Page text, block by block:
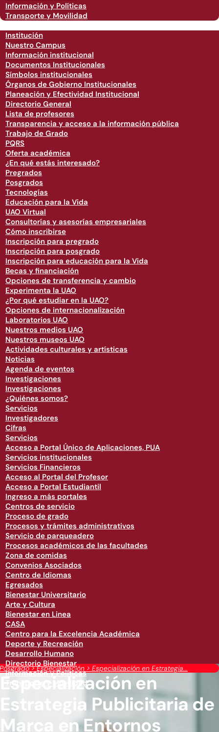
Información y Políticas
Transporte y Movilidad
Institución
Nuestro Campus
Información institucional
Documentos Institucionales
Símbolos institucionales
Órganos de Gobierno Institucionales
Planeación y Efectividad Institucional
Directorio General
Lista de profesores
Transparencia y acceso a la información pública
Trabajo de Grado
PQRS
Oferta académica
¿En qué estás interesado?
Pregrados
Posgrados
Tecnologías
Educación para la Vida
UAO Virtual
Consultorías y asesorías empresariales
Cómo inscribirse
Inscripción para pregrado
Inscripción para posgrado
Inscripción para educación para la Vida
Becas y financiación
Opciones de transferencia y cambio
Experimenta la UAO
¿Por qué estudiar en la UAO?
Opciones de internacionalización
Laboratorios UAO
Nuestros medios UAO
Nuestros museos UAO
Actividades culturales y artísticas
Noticias
Agenda de eventos
Investigaciones
Investigaciones
¿Quiénes somos?
Servicios
Investigadores
Cifras
Servicios
Acceso a Portal Único de Aplicaciones, PUA
Servicios institucionales
Servicios Financieros
Acceso al Portal del Profesor
Acceso a Portal Estudiantil
Ingreso a más portales
Centros de servicio
Proceso de grado
Procesos y trámites administrativos
Servicio de parqueadero
Procesos académicos de las facultades
Zona de comidas
Convenios Asociados
Centro de Idiomas
Egresados
Bienestar Universitario
Arte y Cultura
Bienestar en Linea
CASA
Centro para la Excelencia Académica
Deporte y Recreación
Desarrollo Humano
Directorio Bienestar
Información y Políticas
Transporte y Movilidad
Posgrado>Especialización > Especialización en Estrategia...
Especialización en
Estrategia Publicitaria de
Marca en Entornos